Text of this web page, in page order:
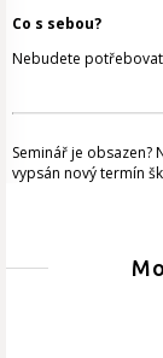
Co s sebou?
Nebudete
Seminář je obsazen?
vypsán nový termín